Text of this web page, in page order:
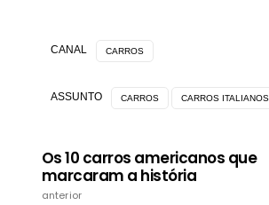
CANAL CARROS
ASSUNTO CARROS CARROS ITALIANOS
Os 10 carros americanos que
marcaram a história
anterior